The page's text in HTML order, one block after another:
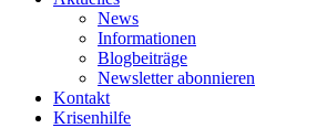
News
Informationen
Blogbeiträge
Newsletter abonnieren
Kontakt
Krisenhilfe